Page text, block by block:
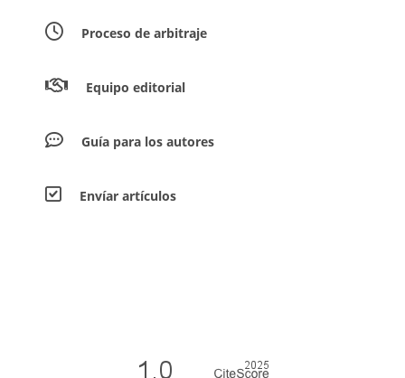
Proceso de arbitraje
Equipo editorial
Guía para los autores
Envíar artículos